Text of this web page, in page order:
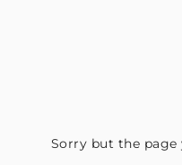
Sorry but the page